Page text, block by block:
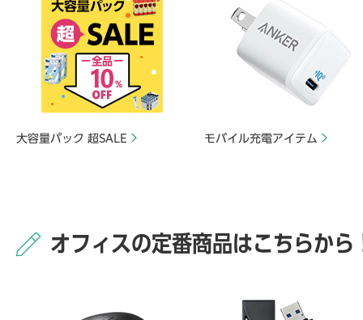
大容量パック 超SALE モバイル充電アイテム
オフィスの定番商品はこちらから